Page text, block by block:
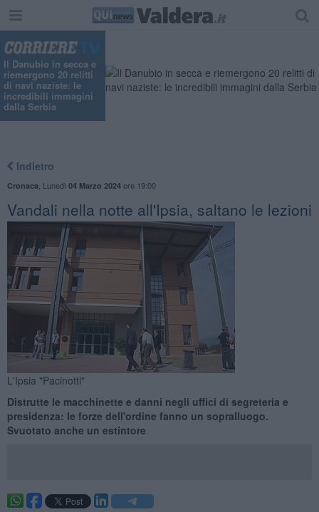
Il Danubio in secca e
riemergono 20 relitti
di navi naziste: le
incredibili immagini
dalla Serbia
Indietro
Cronaca Lunedì 04 Marzo 2024ore 19:00
Vandali nella notte all'Ipsia, saltano le lezioni
L'Ipsia "Pacinotti"
Distrutte le macchinette e danni negli uffici di segreteria e
presidenza: le forze dell'ordine fanno un sopralluogo.
Svuotato anche un estintore